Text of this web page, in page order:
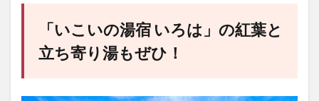
「いこいの湯宿 いろは」の紅葉と
立ち寄り湯もぜひ！